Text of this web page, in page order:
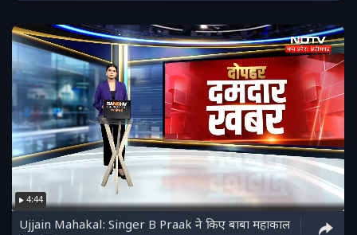
4:44
Ujjain Mahakal: Singer B Praak ने किए बाबा महाकाल